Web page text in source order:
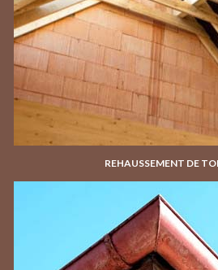
REHAUSSEMENT DE